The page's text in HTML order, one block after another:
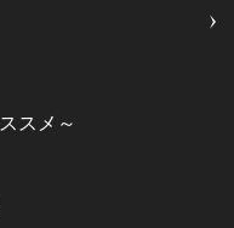
スメ～